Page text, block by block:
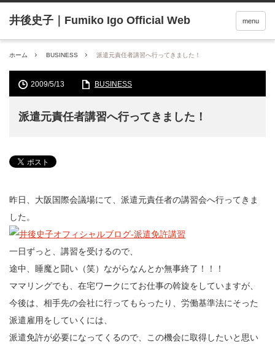
menu
ホーム BUSINESS 派遣元責任者講習へ行ってきました！
2009/5/13 BUSINESS
派遣元責任者講習へ行ってきました！
昨日、大阪国際会議場にて、派遣元責任者の講習会へ行ってきま
した。
一日ずっと、講習を受けるので、
途中、睡魔と闘い（笑）ながらなんとか無事終了！！！
ママリングでも、在宅ワークにてお仕事の斡旋をしていますが、
今後は、相手先の会社に行ってもらったり、労働基準法にそった
派遣雇用をしていくには、
派遣免許が必要になってくるので、この機会に取得したいと思い